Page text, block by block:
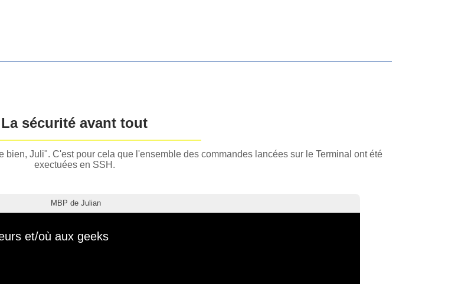
La sécurité avant tout
Juli". C'est pour cela que l'ensemble des commandes lancées sur le Terminal ont été
exectuées en SSH.
MBP de Julian
et/où aux geeks